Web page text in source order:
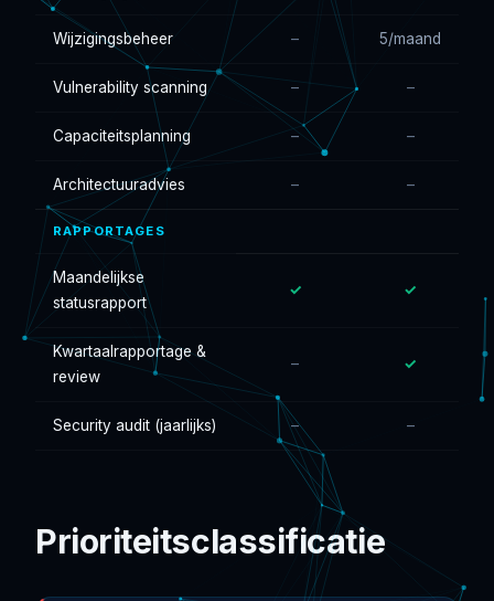
Wijzigingsbeheer – 5/maand
Vulnerability scanning – –
Capaciteitsplanning – –
Architectuuradvies – –
RAPPORTAGES
Maandelijkse
statusrapport
✓ ✓
Kwartaalrapportage &
review
– ✓
Security audit (jaarlijks) – –
Prioriteitsclassificatie